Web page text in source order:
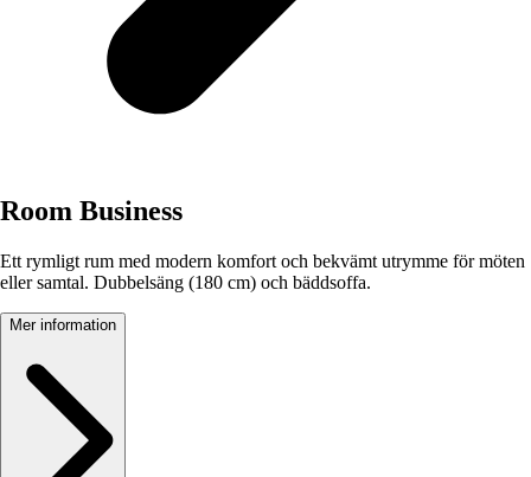
Room Business
Ett rymligt rum med modern komfort och bekvämt utrymme för möten
eller samtal. Dubbelsäng (180 cm) och bäddsoffa.
Mer information